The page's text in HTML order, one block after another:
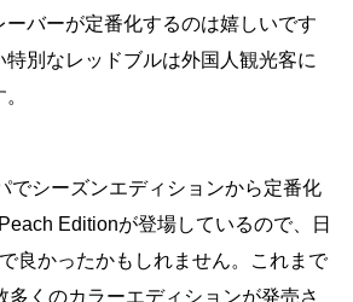
ーバーが定番化するのは嬉しいです
別なレッドブルは外国人観光客に
でシーズンエディションから定番化
Editionが登場しているので、日
良かったかもしれません。これまで
多くのカラーエディションが発売さ